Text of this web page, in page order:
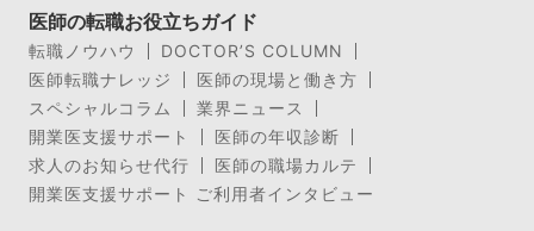
医師の転職お役立ちガイド
転職ノウハウ
DOCTOR’S COLUMN
医師転職ナレッジ
医師の現場と働き方
スペシャルコラム
業界ニュース
開業医支援サポート
医師の年収診断
求人のお知らせ代行
医師の職場カルテ
開業医支援サポート ご利用者インタビュー